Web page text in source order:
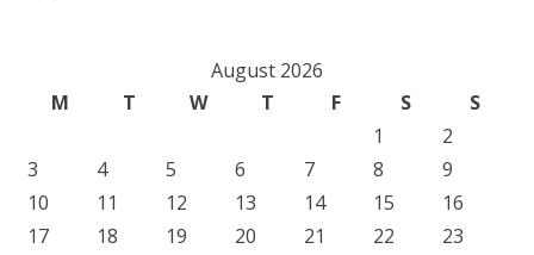
August 2026
M
T W T F S
S
1
2
3
4 5 6 7 8
9
10
11 12 13 14 15
16
17
18 19 20 21 22
23